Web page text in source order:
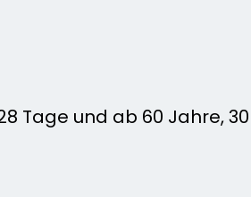
Tage und ab 60 Jahre,